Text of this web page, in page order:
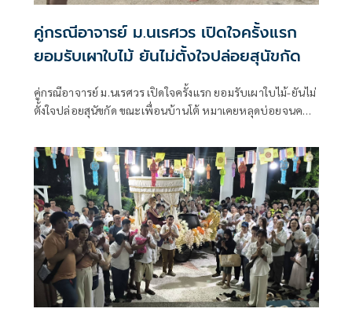
คู่กรณีอาจารย์ ม.นเรศวร เปิดใจครั้งแรก
ยอมรับเผาใบไม้ ยันไม่ตั้งใจปล่อยสุนัขกัด
คู่กรณีอาจารย์ ม.นเรศวร เปิดใจครั้งแรก ยอมรับเผาใบไม้-ยันไม่
ตั้งใจปล่อยสุนัขกัด ขณะเพื่อนบ้านโต้ หมาเคยหลุดบ่อยจนคน